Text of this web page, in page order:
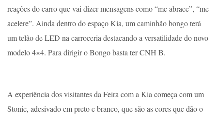
reações do carro que vai dizer mensagens como “me abrace”, “me
acelere”. Ainda dentro do espaço Kia, um caminhão bongo terá
um telão de LED na carroceria destacando a versatilidade do novo
modelo 4×4. Para dirigir o Bongo basta ter CNH B.
A experiência dos visitantes da Feira com a Kia começa com um
Stonic, adesivado em preto e branco, que são as cores que dão o